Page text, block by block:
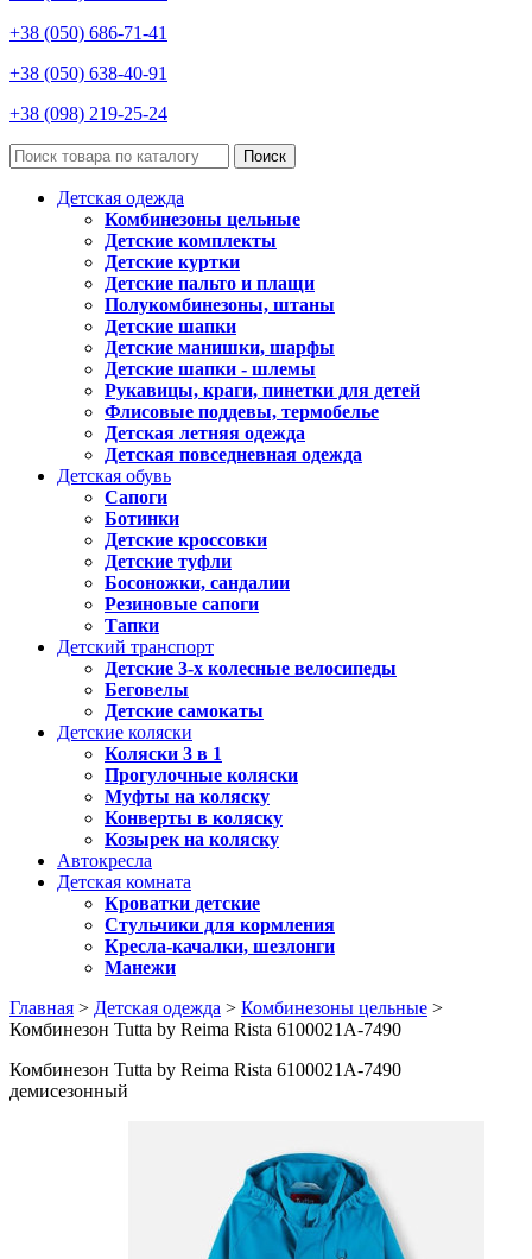
+38 (050) 686-71-41
+38 (050) 638-40-91
+38 (098) 219-25-24
Поиск
Детская одежда
Комбинезоны цельные
Детские комплекты
Детские куртки
Детские пальто и плащи
Полукомбинезоны, штаны
Детские шапки
Детские манишки, шарфы
Детские шапки - шлемы
Рукавицы, краги, пинетки для детей
Флисовые поддевы, термобелье
Детская летняя одежда
Детская повседневная одежда
Детская обувь
Сапоги
Ботинки
Детские кроссовки
Детские туфли
Босоножки, сандалии
Резиновые сапоги
Тапки
Детский транспорт
Детские 3-х колесные велосипеды
Беговелы
Детские самокаты
Детские коляски
Коляски 3 в 1
Прогулочные коляски
Муфты на коляску
Конверты в коляску
Козырек на коляску
Автокресла
Детская комната
Кроватки детские
Стульчики для кормления
Кресла-качалки, шезлонги
Манежи
Главная > Детская одежда > Комбинезоны цельные >
Комбинезон Tutta by Reima Rista 6100021A-7490
Комбинезон Tutta by Reima Rista 6100021A-7490
демисезонный